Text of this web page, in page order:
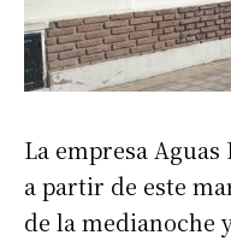
La empresa
a partir de este
de la medianoche